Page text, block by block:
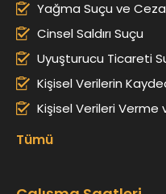
Yağma Suçu ve
Cinsel Saldırı Suçu
Uyuşturucu Ticareti
Kişisel Verilerin
Kişisel Verileri Verme
Tümü